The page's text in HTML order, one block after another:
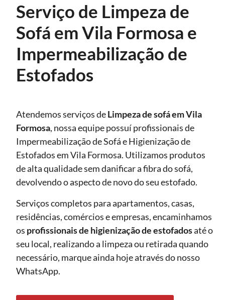
Serviço de Limpeza de
Sofá em Vila Formosa e
Impermeabilização de
Estofados
Atendemos serviços deLimpeza de sofáem Vila
Formosa, nossa equipe possuí profissionais de
Impermeabilização de Sofá e Higienização de
Estofados em Vila Formosa. Utilizamos produtos
de alta qualidade sem danificar a fibra do sofá,
devolvendo o aspecto de novo do seu estofado.
Serviços completos para apartamentos, casas,
residências, comércios e empresas, encaminhamos
os profissionais de higienização de estofadosaté o
seu local, realizando a limpeza ou retirada quando
necessário, marque ainda hoje através do nosso
WhatsApp.